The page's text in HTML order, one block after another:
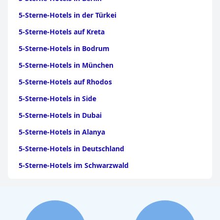
5-Sterne-Hotels in der Türkei
5-Sterne-Hotels auf Kreta
5-Sterne-Hotels in Bodrum
5-Sterne-Hotels in München
5-Sterne-Hotels auf Rhodos
5-Sterne-Hotels in Side
5-Sterne-Hotels in Dubai
5-Sterne-Hotels in Alanya
5-Sterne-Hotels in Deutschland
5-Sterne-Hotels im Schwarzwald
5-Sterne-Hotels auf Kos
5-Sterne-Hotels in Bozen